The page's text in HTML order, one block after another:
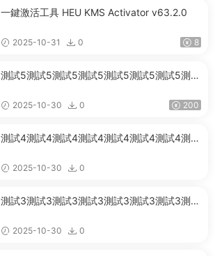
一鍵激活工具 HEU KMS Activator v63.2.0
2025-10-31 0 8
測試5測試5測試5測試5測試5測試5測試5測試
試5測試5測試5測試5測試5測試5測試5測試5
2025-10-30 0 200
測試4測試4測試4測試4測試4測試4測試4測試
2025-10-30 0
測試3測試3測試3測試3測試3測試3測試3測試
試3測試3測試3測試3
2025-10-30 0